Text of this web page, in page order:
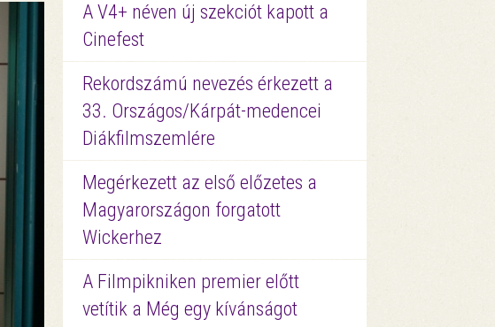
A V4+ néven új szekciót kapott a
Cinefest
Rekordszámú nevezés érkezett a
33. Országos/Kárpát-medencei
Diákfilmszemlére
Megérkezett az első előzetes a
Magyarországon forgatott
Wickerhez
A Filmpikniken premier előtt
vetítik a Még egy kívánságot